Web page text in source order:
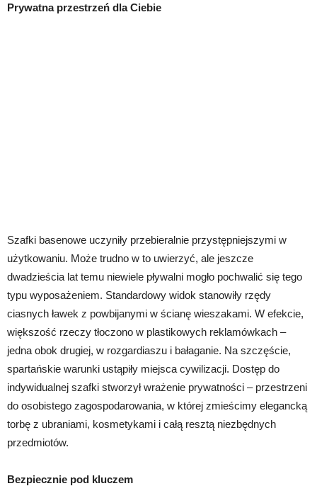
Prywatna przestrzeń dla Ciebie
Szafki basenowe uczyniły przebieralnie przystępniejszymi w
użytkowaniu. Może trudno w to uwierzyć, ale jeszcze
dwadzieścia lat temu niewiele pływalni mogło pochwalić się tego
typu wyposażeniem. Standardowy widok stanowiły rzędy
ciasnych ławek z powbijanymi w ścianę wieszakami. W efekcie,
większość rzeczy tłoczono w plastikowych reklamówkach –
jedna obok drugiej, w rozgardiaszu i bałaganie. Na szczęście,
spartańskie warunki ustąpiły miejsca cywilizacji. Dostęp do
indywidualnej szafki stworzył wrażenie prywatności – przestrzeni
do osobistego zagospodarowania, w której zmieścimy elegancką
torbę z ubraniami, kosmetykami i całą resztą niezbędnych
przedmiotów.
Bezpiecznie pod kluczem